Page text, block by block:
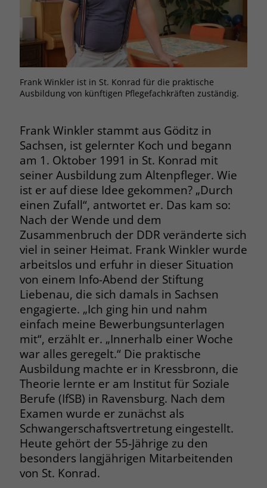
Frank Winkler ist in St. Konrad für die praktische
Ausbildung von künftigen Pflegefachkräften zuständig.
Frank Winkler stammt aus Göditz in
Sachsen, ist gelernter Koch und begann
am 1. Oktober 1991 in St. Konrad mit
seiner Ausbildung zum Altenpfleger. Wie
ist er auf diese Idee gekommen? „Durch
einen Zufall“, antwortet er. Das kam so:
Nach der Wende und dem
Zusammenbruch der DDR veränderte sich
viel in seiner Heimat. Frank Winkler wurde
arbeitslos und erfuhr in dieser Situation
von einem Info-Abend der Stiftung
Liebenau, die sich damals in Sachsen
engagierte. „Ich ging hin und nahm
einfach meine Bewerbungsunterlagen
mit“, erzählt er. „Innerhalb einer Woche
war alles geregelt.“ Die praktische
Ausbildung machte er in Kressbronn, die
Theorie lernte er am Institut für Soziale
Berufe (IfSB) in Ravensburg. Nach dem
Examen wurde er zunächst als
Schwangerschaftsvertretung eingestellt.
Heute gehört der 55-Jährige zu den
besonders langjährigen Mitarbeitenden
von St. Konrad.
PHPSESSID
stiftung-liebenau.de
Laufzeit Session
Name cookie_optin
Anbieter www.stiftung-liebenau.de
Laufzeit 1 Monat
Zweck
Behält die Zustimmung des Benutzers
zum Cookie Opt-In
Name __cf_bm
Anbieter .fonts.net
Laufzeit 30 Minuten
Zweck
This cookie, set by Cloudflare, is used to
support Cloudflare Bot Management.
Name JSessionID
Anbieter jobs.stiftung-liebenau.de
Laufzeit Session
Zweck
Browsers und die Einstellungen
exklusiv für diese Website zu speichern.
Dadurch wird gewährleistet, dass
Aktionen, die bei späteren Besuchen
derselben Website durchgeführt
werden, mit derselben
Benutzerkennung verknüpft werden.
Name _clsk
Anbieter www.clarity.ms
Laufzeit 1 Jahr
Zweck
Microsoft Clarity setzt dieses Cookie,
um die Seitenaufrufe eines Benutzers
zu speichern und in einer einzigen
Sitzungsaufzeichnung
zusammenzufassen.
Name _gcl_au
Anbieter Google Ads
Laufzeit 90 Tage
Zweck Enthält eine zufallsgenerierte User-ID.
Name _gcl_aw
Anbieter Google Ads
Laufzeit 90 Tage